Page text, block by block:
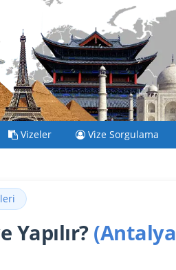
Vizeler Vize Sorgulama
(Antalya